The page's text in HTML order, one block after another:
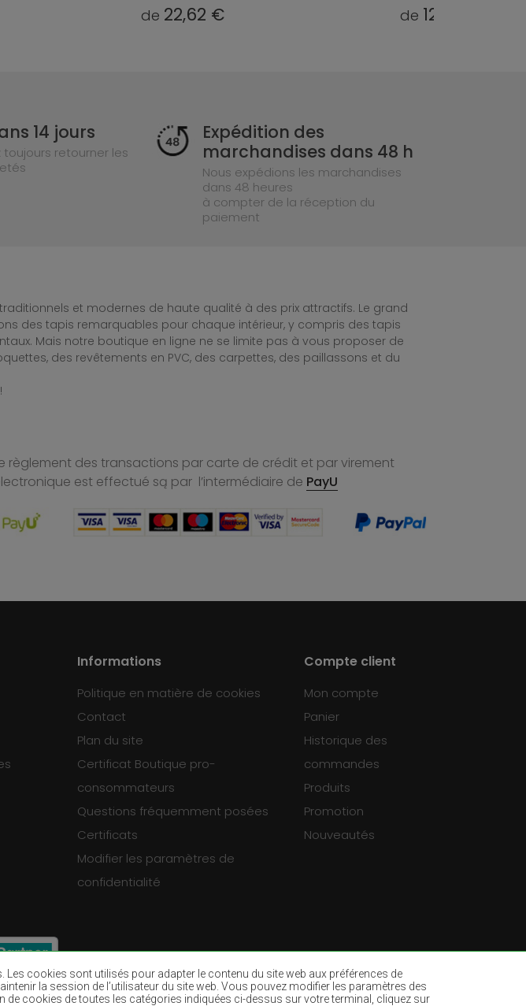
cookies sont utilisés pour adapter le contenu du site web aux préférences de
la session de l’utilisateur du site web. Vous pouvez modifier les paramètres des
cookies de toutes les catégories indiquées ci-dessus sur votre terminal, cliquez sur
de 22,62 € de 12,57 €
14 jours
toujours retourner les
Expédition des
marchandises dans 48 h
Nous expédions les marchandises
dans 48 heures
à compter de la réception du
paiement
traditionnels et modernes de haute qualité à des prix attractifs. Le grand
des tapis remarquables pour chaque intérieur, y compris des tapis
Mais notre boutique en ligne ne se limite pas à vous proposer de
des revêtements en PVC, des carpettes, des paillassons et du
règlement des transactions par carte de crédit et par virement
est effectué są par l’intermédiaire de PayU
Informations
Politique en matière de cookies
Contact
Plan du site
Certificat Boutique pro-
consommateurs
Questions fréquemment posées
Certificats
Modifier les paramètres de
confidentialité
Compte client
Mon compte
Panier
Historique des
commandes
Produits
Promotion
Nouveautés